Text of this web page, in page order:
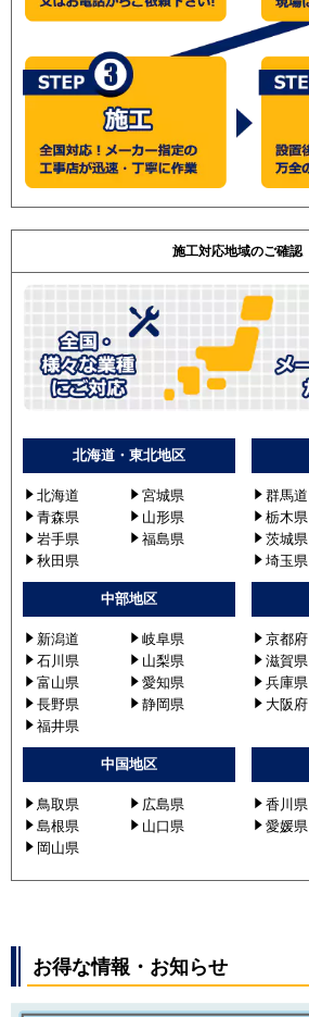
施工対応地域のご確認
北海道・東北地区
北海道
宮城県
青森県
山形県
岩手県
福島県
秋田県
群馬道
栃木県
茨城県
埼玉県
中部地区
新潟道
岐阜県
石川県
山梨県
富山県
愛知県
長野県
静岡県
福井県
京都府
滋賀県
兵庫県
大阪府
中国地区
鳥取県
広島県
島根県
山口県
岡山県
香川県
愛媛県
お得な情報・お知らせ